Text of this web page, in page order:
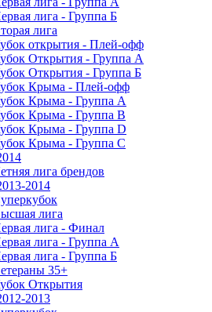
лига - Группа Б
лига
открытия - Плей-офф
Открытия - Группа А
Открытия - Группа Б
Крыма - Плей-офф
Крыма - Группа A
Крыма - Группа B
Крыма - Группа D
Крыма - Группа C
лига брендов
2014
лига
лига - Финал
лига - Группа А
лига - Группа Б
35+
Открытия
2013